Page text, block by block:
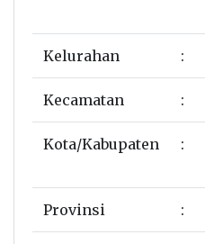
Kelurahan :
Kecamatan :
Kota/Kabupaten :
Provinsi :